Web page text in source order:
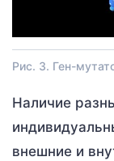
Рис. 3. Ген-
Наличие
внешние и